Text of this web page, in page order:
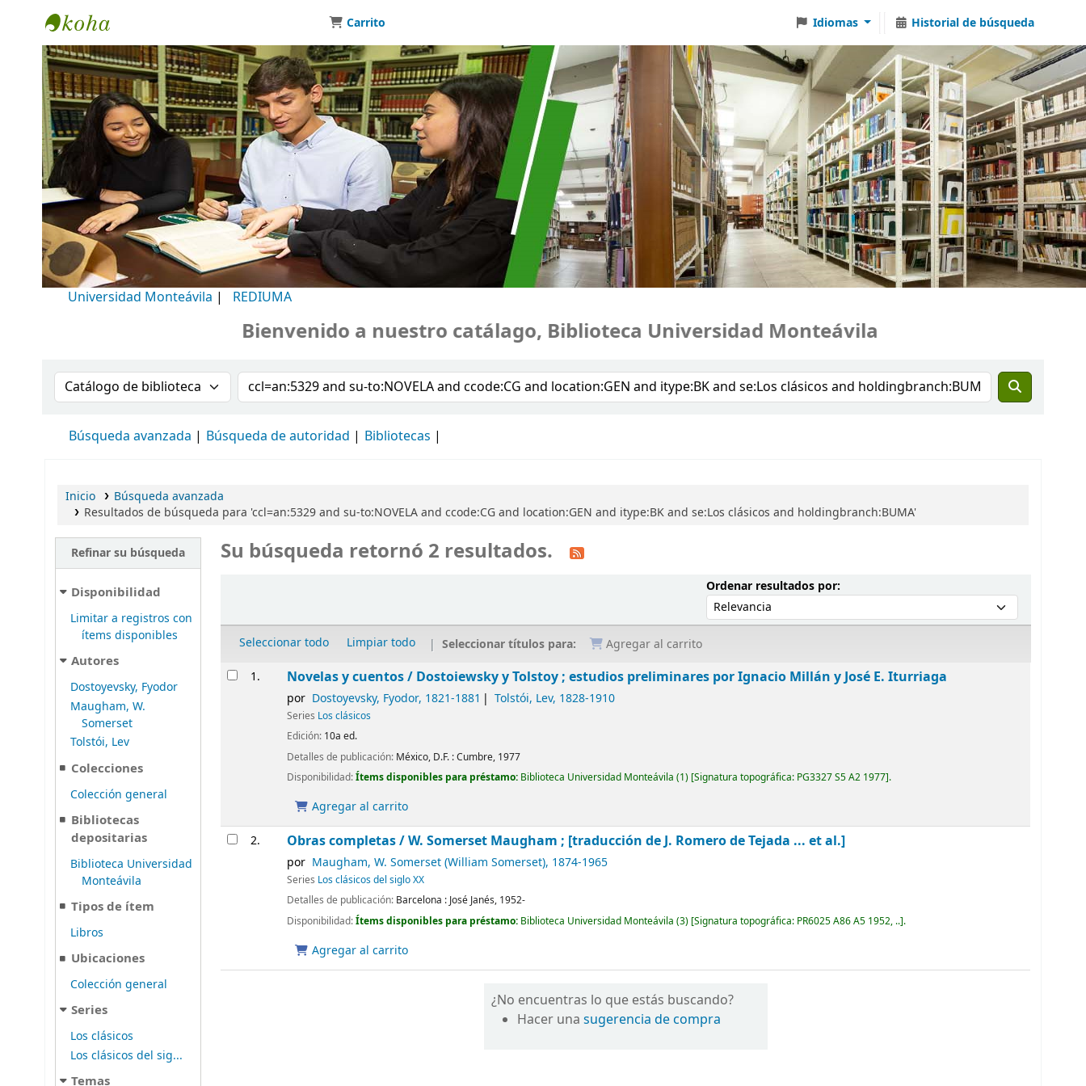
Biblioteca Universidad Monteávila
Carrito Idiomas Historial de búsqueda
Universidad Monteávila | REDIUMA
Bienvenido a nuestro catálago, Biblioteca Universidad Monteávila
Buscar en el catálogo por:Buscar en el catálogo
Búsqueda avanzada Búsqueda de autoridad Bibliotecas
Inicio
Búsqueda avanzada
Resultados de búsqueda para 'ccl=an:5329 and su-to:NOVELA and ccode:CG and location:GEN and itype:BK and se:Los clásicos and holdingbranch:BUMA'
Refinar su búsqueda
Disponibilidad
Limitar a registros con
ítems disponibles
Autores
Dostoyevsky, Fyodor
Maugham, W.
Somerset
Tolstói, Lev
Colecciones
Colección general
Bibliotecas
depositarias
Biblioteca Universidad
Monteávila
Tipos de ítem
Libros
Ubicaciones
Colección general
Series
Los clásicos
Los clásicos del sig...
Temas
Su búsqueda retornó 2 resultados.
Ordenar resultados por:Ordenar por:
Seleccionar todo Limpiar todo Seleccionar títulos para: Agregar al carrito
Resultados
1. Novelas y cuentos / Dostoiewsky y Tolstoy ; estudios preliminares por Ignacio Millán y José E. Iturriaga
por Dostoyevsky, Fyodor, 1821-1881 Tolstói, Lev, 1828-1910
Series Los clásicos
Edición: 10a ed.
Detalles de publicación: México, D.F. :Cumbre, 1977
Disponibilidad:Ítems disponibles para préstamo: Biblioteca Universidad Monteávila (1) Signatura topográfica: PG3327 S5 A2 1977 .
Agregar al carrito
2. Obras completas /W. Somerset Maugham ; [traducción de J. Romero de Tejada ... et al.]
por Maugham, W. Somerset (William Somerset), 1874-1965
Series Los clásicos del siglo XX
Detalles de publicación: Barcelona : José Janés, 1952-
Disponibilidad:Ítems disponibles para préstamo: Biblioteca Universidad Monteávila (3) Signatura topográfica: PR6025 A86 A5 1952, .. .
Agregar al carrito
¿No encuentras lo que estás buscando?
Hacer unasugerencia de compra